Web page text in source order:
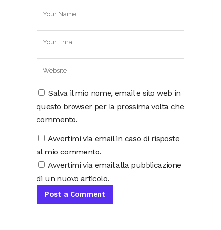
Salva il mio nome, email e sito web in
questo browser per la prossima volta che
commento.
Avvertimi via email in caso di risposte
al mio commento.
Avvertimi via email alla pubblicazione
di un nuovo articolo.